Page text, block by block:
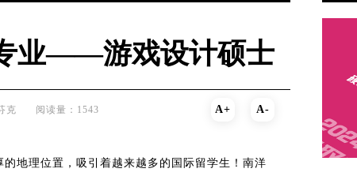
业——游戏设计硕士
克 阅读量：1543 A+ A-
地理位置，吸引着越来越多的国际留学生！南洋